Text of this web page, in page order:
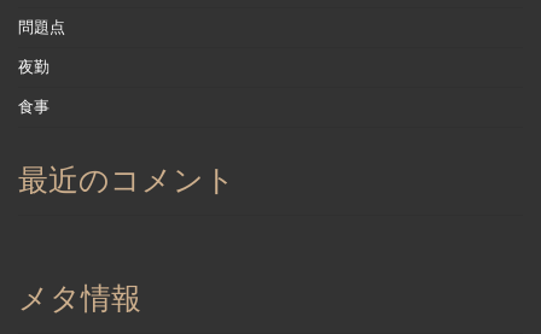
問題点
夜勤
食事
最近のコメント
メタ情報